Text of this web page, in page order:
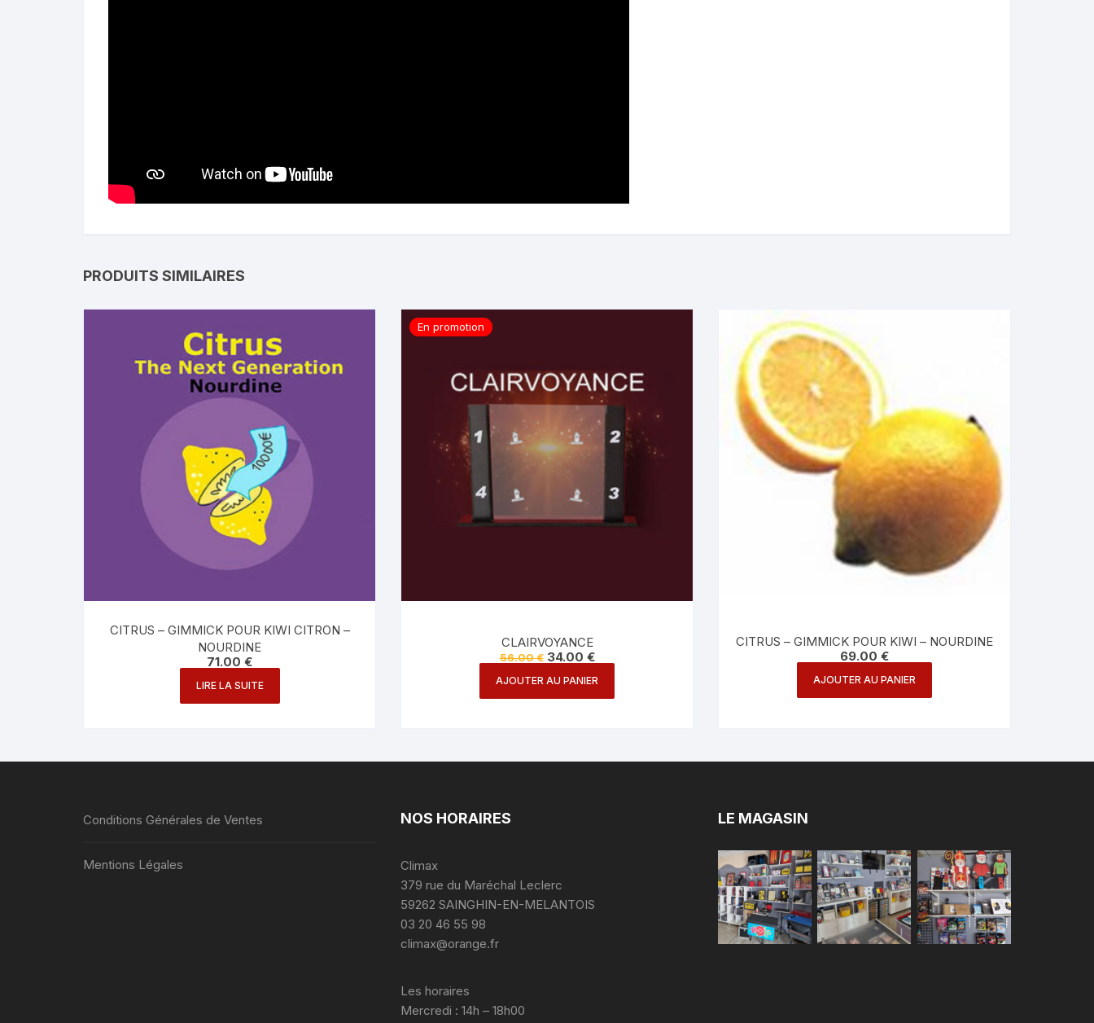
PRODUITS SIMILAIRES
CITRUS – GIMMICK POUR KIWI CITRON –
NOURDINE
71.00 €
LIRE LA SUITE
En promotion
CLAIRVOYANCE
56.00€ Le
initial
34.00 €Le
prix
actuel
AJOUTER AU PANIER
CITRUS – GIMMICK POUR KIWI – NOURDINE
69.00 €
AJOUTER AU PANIER
Conditions Générales de Ventes
Mentions Légales
NOS HORAIRES
Climax
379 rue du Maréchal Leclerc
59262 SAINGHIN-EN-MELANTOIS
03 20 46 55 98
climax@orange.fr
Les horaires
Mercredi : 14h – 18h00
LE MAGASIN